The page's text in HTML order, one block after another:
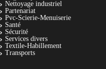
Nettoyage industriel
Partenariat
Pvc-Scierie-Menuiserie
Santé
Sécurité
Services divers
Textile-Habillement
Transports